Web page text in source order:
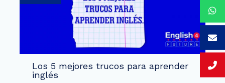
Los 5 mejores trucos para aprender
inglés